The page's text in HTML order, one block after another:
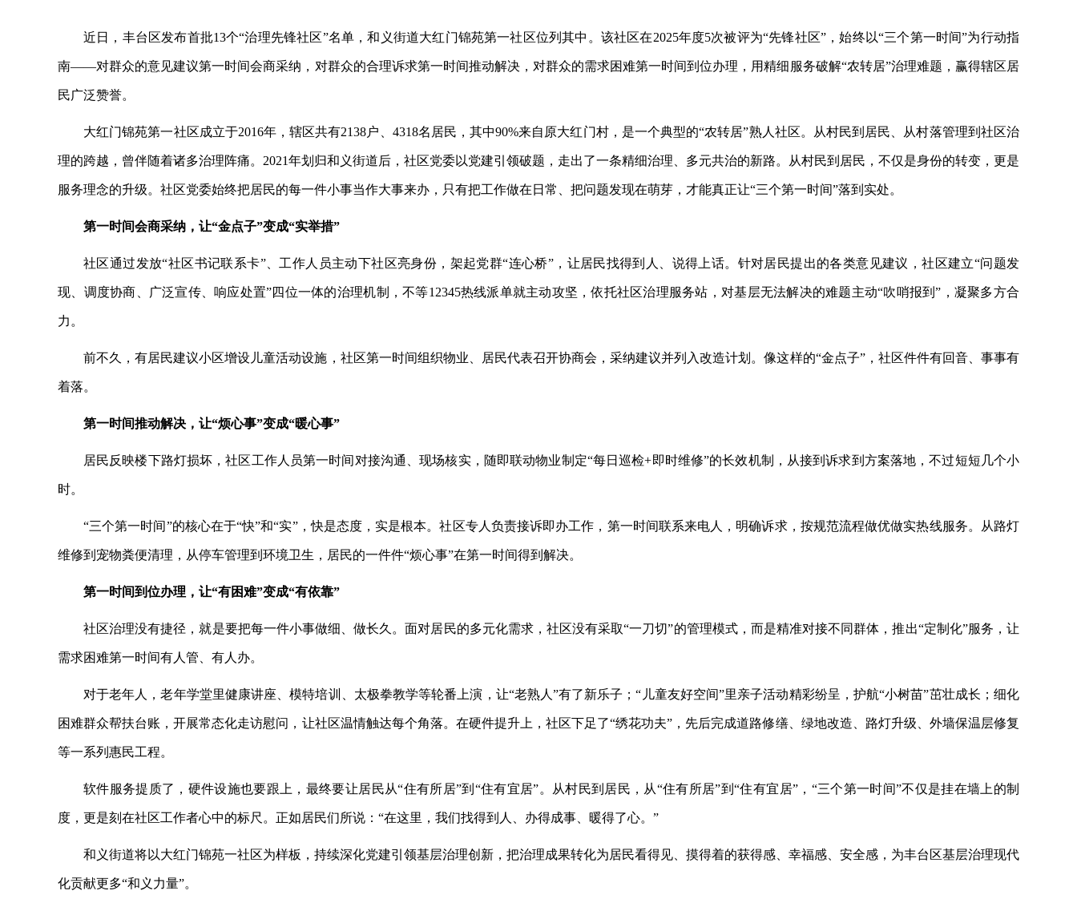
近日，丰台区发布首批13个“治理先锋社区”名单，和义街道大红门锦苑第一社区位列其中。该社区在2025年度5次被评为“先锋社区”，始终以“三个第一时间”为行动指
南——对群众的意见建议第一时间会商采纳，对群众的合理诉求第一时间推动解决，对群众的需求困难第一时间到位办理，用精细服务破解“农转居”治理难题，赢得辖区居
民广泛赞誉。
大红门锦苑第一社区成立于2016年，辖区共有2138户、4318名居民，其中90%来自原大红门村，是一个典型的“农转居”熟人社区。从村民到居民、从村落管理到社区治
理的跨越，曾伴随着诸多治理阵痛。2021年划归和义街道后，社区党委以党建引领破题，走出了一条精细治理、多元共治的新路。从村民到居民，不仅是身份的转变，更是
服务理念的升级。社区党委始终把居民的每一件小事当作大事来办，只有把工作做在日常、把问题发现在萌芽，才能真正让“三个第一时间”落到实处。
第一时间会商采纳，让“金点子”变成“实举措”
社区通过发放“社区书记联系卡”、工作人员主动下社区亮身份，架起党群“连心桥”，让居民找得到人、说得上话。针对居民提出的各类意见建议，社区建立“问题发
现、调度协商、广泛宣传、响应处置”四位一体的治理机制，不等12345热线派单就主动攻坚，依托社区治理服务站，对基层无法解决的难题主动“吹哨报到”，凝聚多方合
力。
前不久，有居民建议小区增设儿童活动设施，社区第一时间组织物业、居民代表召开协商会，采纳建议并列入改造计划。像这样的“金点子”，社区件件有回音、事事有
着落。
第一时间推动解决，让“烦心事”变成“暖心事”
居民反映楼下路灯损坏，社区工作人员第一时间对接沟通、现场核实，随即联动物业制定“每日巡检+即时维修”的长效机制，从接到诉求到方案落地，不过短短几个小
时。
“三个第一时间”的核心在于“快”和“实”，快是态度，实是根本。社区专人负责接诉即办工作，第一时间联系来电人，明确诉求，按规范流程做优做实热线服务。从路灯
维修到宠物粪便清理，从停车管理到环境卫生，居民的一件件“烦心事”在第一时间得到解决。
第一时间到位办理，让“有困难”变成“有依靠”
社区治理没有捷径，就是要把每一件小事做细、做长久。面对居民的多元化需求，社区没有采取“一刀切”的管理模式，而是精准对接不同群体，推出“定制化”服务，让
需求困难第一时间有人管、有人办。
对于老年人，老年学堂里健康讲座、模特培训、太极拳教学等轮番上演，让“老熟人”有了新乐子；“儿童友好空间”里亲子活动精彩纷呈，护航“小树苗”茁壮成长；细化
困难群众帮扶台账，开展常态化走访慰问，让社区温情触达每个角落。在硬件提升上，社区下足了“绣花功夫”，先后完成道路修缮、绿地改造、路灯升级、外墙保温层修复
等一系列惠民工程。
软件服务提质了，硬件设施也要跟上，最终要让居民从“住有所居”到“住有宜居”。从村民到居民，从“住有所居”到“住有宜居”，“三个第一时间”不仅是挂在墙上的制
度，更是刻在社区工作者心中的标尺。正如居民们所说：“在这里，我们找得到人、办得成事、暖得了心。”
和义街道将以大红门锦苑一社区为样板，持续深化党建引领基层治理创新，把治理成果转化为居民看得见、摸得着的获得感、幸福感、安全感，为丰台区基层治理现代
化贡献更多“和义力量”。